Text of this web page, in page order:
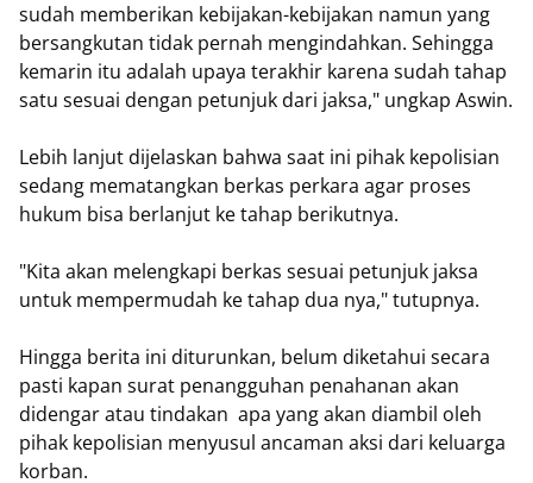
sudah memberikan kebijakan-kebijakan namun yang
bersangkutan tidak pernah mengindahkan. Sehingga
kemarin itu adalah upaya terakhir karena sudah tahap
satu sesuai dengan petunjuk dari jaksa," ungkap Aswin.
Lebih lanjut dijelaskan bahwa saat ini pihak kepolisian
sedang mematangkan berkas perkara agar proses
hukum bisa berlanjut ke tahap berikutnya.
"Kita akan melengkapi berkas sesuai petunjuk jaksa
untuk mempermudah ke tahap dua nya," tutupnya.
Hingga berita ini diturunkan, belum diketahui secara
pasti kapan surat penangguhan penahanan akan
didengar atau tindakan apa yang akan diambil oleh
pihak kepolisian menyusul ancaman aksi dari keluarga
korban.